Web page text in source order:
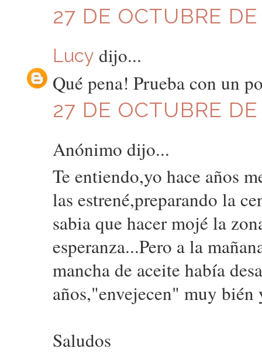
27 DE OCTUBRE
Lucy dijo...
Qué pena! Prueba con un
27 DE OCTUBRE
Anónimo dijo...
Te entiendo,yo hace años
las estrené,preparando la
sabia que hacer mojé la
esperanza...Pero a la
mancha de aceite había
años,"envejecen" muy
Saludos